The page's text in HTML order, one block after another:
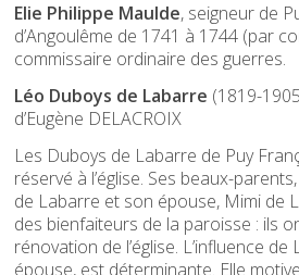
Elie Philippe Maulde, seigneur de
d’Angoulême de 1741 à 1744 (par
commissaire ordinaire des guerres.
Léo Duboys de Labarre (1819-
d’Eugène DELACROIX
Les Duboys de Labarre de Puy
réservé à l’église. Ses beaux-
de Labarre et son épouse, Mimi de
des bienfaiteurs de la paroisse : ils
rénovation de l’église. L’influence
épouse, est déterminante. Elle